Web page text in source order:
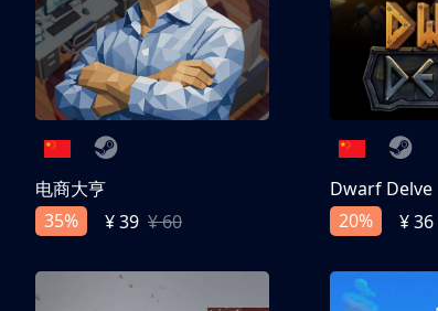
电商大亨
35%
¥ 39 ¥ 60
Dwarf Delve
20%
¥ 36